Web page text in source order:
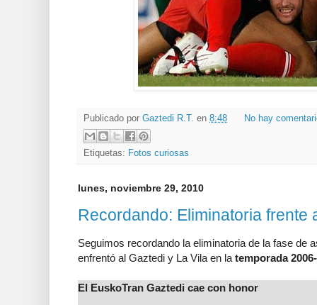
Publicado por Gaztedi R.T. en 8:48 No hay
Etiquetas: Fotos curiosas
lunes, noviembre 29, 2010
Recordando: Eliminatoria frente
Seguimos recordando la eliminatoria de la fase de
enfrentó al Gaztedi y La Vila en la temporada
El EuskoTran Gaztedi cae con honor